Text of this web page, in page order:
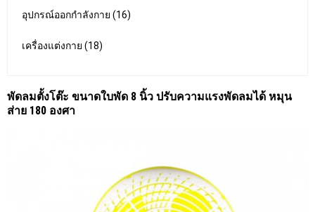
อุปกรณ์ออกกำลังกาย (16)
เครื่องแต่งกาย (18)
พัดลมตั้งโต๊ะ ขนาดใบพัด 8 นิ้ว ปรับความแรงพัดลมได้ หมุน
ส่าย 180 องศา